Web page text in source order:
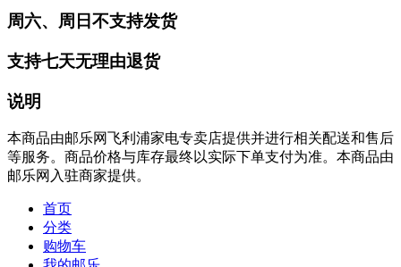
周六、周日不支持发货
支持七天无理由退货
说明
本商品由邮乐网飞利浦家电专卖店提供并进行相关配送和售后
等服务。商品价格与库存最终以实际下单支付为准。本商品由
邮乐网入驻商家提供。
首页
分类
购物车